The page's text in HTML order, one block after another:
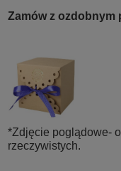
Zamów z ozdobnym
*Zdjęcie poglądowe-
rzeczywistych.